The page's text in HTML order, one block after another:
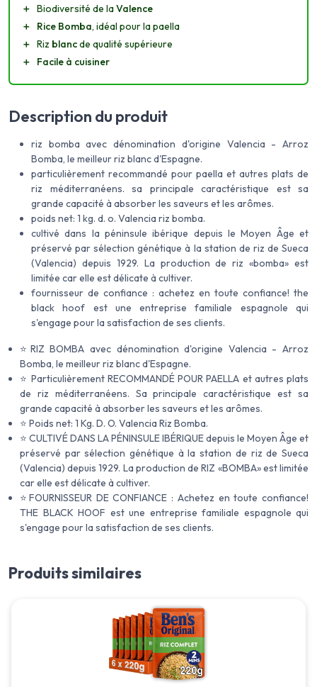
＋ Biodiversité de laValence
＋
Rice Bomba, idéal pour la paella
＋ Riz blancde qualité supérieure
＋
Facile à cuisiner
Description du produit
riz bomba avec dénomination d'origine Valencia - Arroz
Bomba, le meilleur riz blanc d'Espagne.
particulièrement recommandé pour paella et autres plats de
riz méditerranéens. sa principale caractéristique est sa
grande capacité à absorber les saveurs et les arômes.
poids net: 1 kg. d. o. Valencia riz bomba.
cultivé dans la péninsule ibérique depuis le Moyen Âge et
préservé par sélection génétique à la station de riz de Sueca
(Valencia) depuis 1929. La production de riz «bomba» est
limitée car elle est délicate à cultiver.
fournisseur de confiance : achetez en toute confiance! the
black hoof est une entreprise familiale espagnole qui
s'engage pour la satisfaction de ses clients.
⭐RIZ BOMBA avec dénomination d'origine Valencia - Arroz
Bomba, le meilleur riz blanc d'Espagne.
⭐ Particulièrement RECOMMANDÉ POUR PAELLA et autres plats
de riz méditerranéens. Sa principale caractéristique est sa
grande capacité à absorber les saveurs et les arômes.
⭐ Poids net: 1 Kg. D. O. Valencia Riz Bomba.
⭐ CULTIVÉ DANS LA PÉNINSULE IBÉRIQUE depuis le Moyen Âge et
préservé par sélection génétique à la station de riz de Sueca
(Valencia) depuis 1929. La production de RIZ «BOMBA» est limitée
car elle est délicate à cultiver.
⭐FOURNISSEUR DE CONFIANCE : Achetez en toute confiance!
THE BLACK HOOF est une entreprise familiale espagnole qui
s'engage pour la satisfaction de ses clients.
Produits similaires